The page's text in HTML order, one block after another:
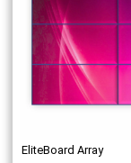
EliteBoard Array